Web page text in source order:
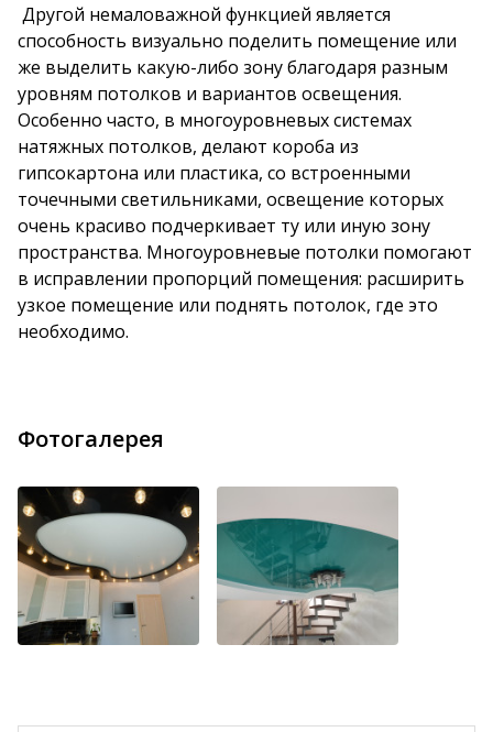
Другой немаловажной функцией является
способность визуально поделить помещение или
же выделить какую-либо зону благодаря разным
уровням потолков и вариантов освещения.
Особенно часто, в многоуровневых системах
натяжных потолков, делают короба из
гипсокартона или пластика, со встроенными
точечными светильниками, освещение которых
очень красиво подчеркивает ту или иную зону
пространства. Многоуровневые потолки помогают
в исправлении пропорций помещения: расширить
узкое помещение или поднять потолок, где это
необходимо.
Фотогалерея